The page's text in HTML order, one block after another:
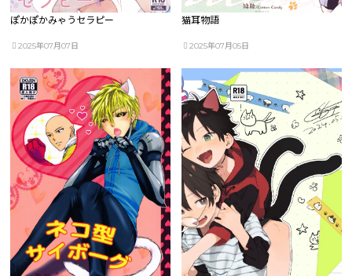
ぽかぽかみゃうセラピー
2025年07月07日
猫耳物語
2025年07月05日